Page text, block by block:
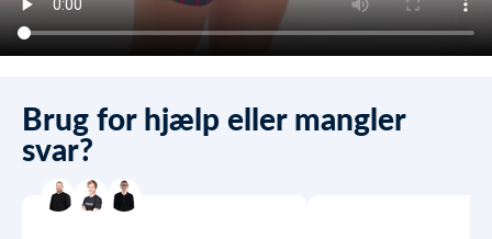
Brug for hjælp eller mangler
svar?